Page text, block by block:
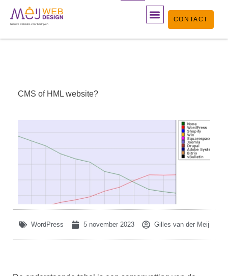
naarNieuwe websites voor bedrijven
CONTACT
CMS of HML website?
WordPress 5 november 2023 Gilles van der Meij